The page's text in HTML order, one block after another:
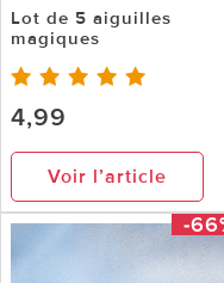
Lot de 5 aiguilles
magiques
4,99
Voir l’article
-